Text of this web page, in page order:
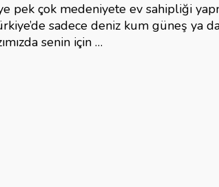
pek çok medeniyete ev sahipliği
sadece deniz kum güneş ya
senin için …